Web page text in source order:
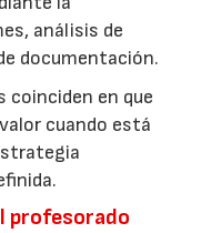
análisis de
documentación.
en que
cuando está
profesorado